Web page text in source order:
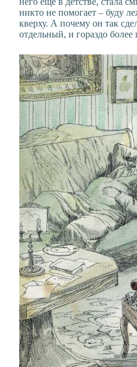
никто не помогает – буду
кверху. А почему он так
отдельный, и гораздо более